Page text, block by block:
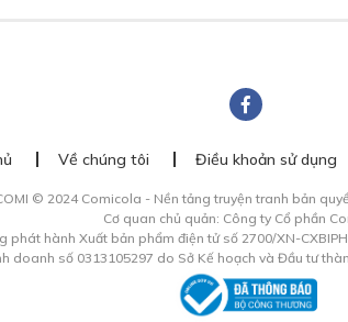
Về chúng tôi Điều khoản sử dụng
© 2024 Comicola - Nền tảng truyện tranh bản
Cơ quan chủ quản: Công ty Cổ phần
phát hành Xuất bản phẩm điện tử số 2700/XN-
doanh số 0313105297 do Sở Kế hoạch và Đầu tư